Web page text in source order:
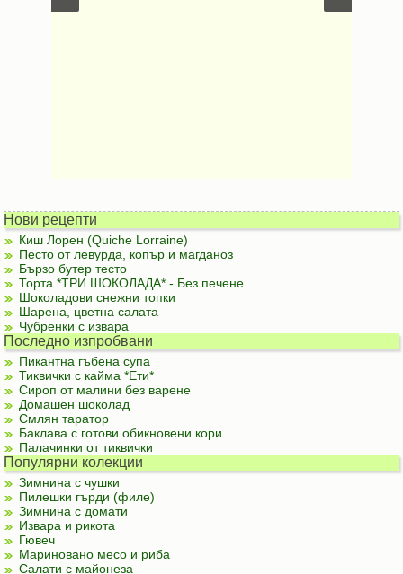
Нови рецепти
Киш Лорен (Quiche Lorraine)
Песто от левурда, копър и магданоз
Бързо бутер тесто
Торта *ТРИ ШОКОЛАДА* - Без печене
Шоколадови снежни топки
Шарена, цветна салата
Чубренки с извара
Последно изпробвани
Пикантна гъбена супа
Тиквички с кайма *Ети*
Сироп от малини без варене
Домашен шоколад
Смлян таратор
Баклава с готови обикновени кори
Палачинки от тиквички
Популярни колекции
Зимнина с чушки
Пилешки гърди (филе)
Зимнина с домати
Извара и рикота
Гювеч
Мариновано месо и риба
Салати с майонеза